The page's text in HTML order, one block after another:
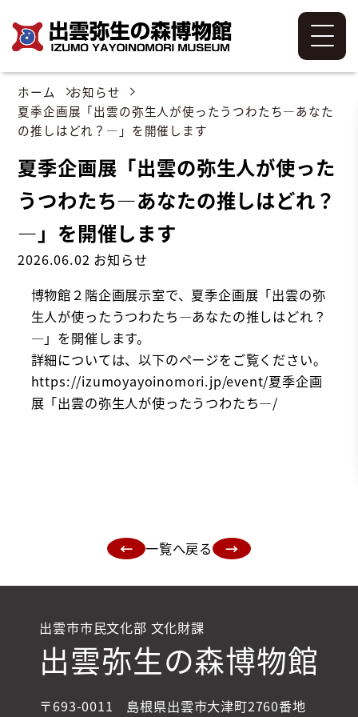
ホーム
お知らせ
夏季企画展「出雲の弥生人が使ったうつわたち―あなた
の推しはどれ？―」を開催します
夏季企画展「出雲の弥生人が使った
うつわたち―あなたの推しはどれ？
―」を開催します
2026.06.02 お知らせ
博物館２階企画展示室で、夏季企画展「出雲の弥
生人が使ったうつわたち―あなたの推しはどれ？
―」を開催します。
詳細については、以下のページをご覧ください。
https://izumoyayoinomori.jp/event/夏季企画
展「出雲の弥生人が使ったうつわたち―/
← 一覧へ戻る →
出雲市市民文化部 文化財課
出雲弥生の森博物館
〒693-0011 島根県出雲市大津町2760番地